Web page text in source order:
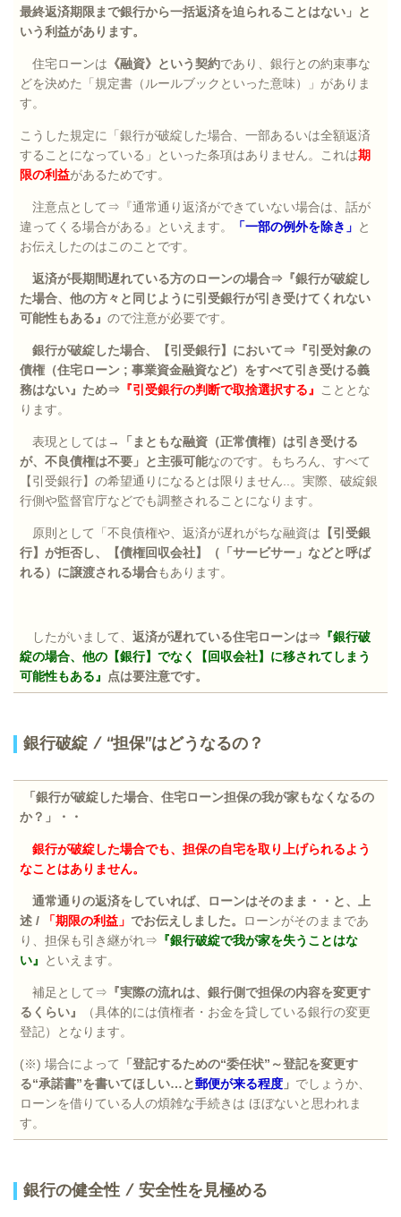
最終返済期限まで銀行から一括返済を迫られることはない」と
いう利益があります。
住宅ローンは 《融資》という契約であり、銀行との約束事な
どを決めた「規定書（ルールブックといった意味）」がありま
す。
こうした規定に「銀行が破綻した場合、一部あるいは全額返済
することになっている」といった条項はありません。これは期
限の利益があるためです。
注意点として⇒『通常通り返済ができていない場合は、話が
違ってくる場合がある』といえます。
「一部の例外を除き」 と
お伝えしたのはこのことです。
返済が長期間遅れている方のローンの場合⇒『銀行が破綻し
た場合、他の方々と同じように引受銀行が引き受けてくれない
可能性もある』 ので注意が必要です。
銀行が破綻した場合、【引受銀行】において⇒『引受対象の
債権（住宅ローン ; 事業資金融資など）をすべて引き受ける義
務はない』ため⇒ 『引受銀行の判断で取捨選択する』
こととな
ります。
表現としては→
「まともな融資（正常債権）は引き受ける
が、不良債権は不要」と主張可能なのです。もちろん、すべて
【引受銀行】の希望通りになるとは限りません
。実際、破綻銀
行側や監督官庁などでも調整されることになります。
原則として「不良債権や、返済が遅れがちな融資は 【引受銀
行】が拒否し、【債権回収会社】（「サービサー」などと呼ば
れる）に譲渡される場合もあります。
したがいまして、 返済が遅れている住宅ローンは⇒ 『銀行破
綻の場合、他の【銀行】でなく【回収会社】に移されてしまう
可能性もある』
点は要注意です。
銀行破綻 / “担保”はどうなるの？
「銀行が破綻した場合、住宅ローン担保の我が家もなくなるの
か？」・・
銀行が破綻した場合でも、担保の自宅を取り上げられるよう
なことはありません。
通常通りの返済をしていれば、ローンはそのまま・・と、上
述 / 「期限の利益」 でお伝えしました。
ローンがそのままであ
り、担保も引き継がれ⇒ 『銀行破綻で我が家を失うことはな
い』
といえます。
補足として⇒ 『実際の流れは、銀行側で担保の内容を変更す
るくらい』
（具体的には債権者・お金を貸している銀行の変更
登記）となります。
(※) 場合によって
「登記するための“委任状”～登記を変更す
る“承諾書”を書いてほしい…と郵便が来る程度 」 でしょうか、
ローンを借りている人の煩雑な手続きは ほぼないと思われま
す。
銀行の健全性 / 安全性を見極める